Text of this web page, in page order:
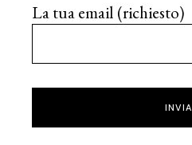
La tua email (richiesto)
INVIA